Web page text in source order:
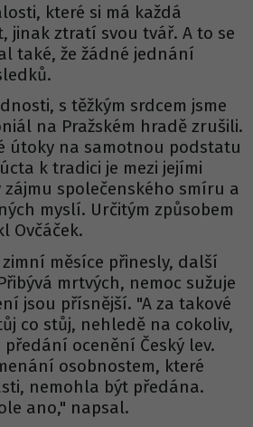
které si má každá
jinak ztratí svou tvář. A to se
také, že žádné jednání
s těžkým srdcem jsme
na Pražském hradě zrušili.
útoky na samotnou podstatu
k tradici je mezi jejími
společenského smíru a
myslí. Určitým způsobem
Ovčáček.
měsíce přinesly, další
mrtvých, nemoc sužuje
jsou přísnější. "A za takové
co stůj, nehledě na cokoliv,
ocenění Český lev.
osobnostem, které
nemohla být předána.
ano," napsal.